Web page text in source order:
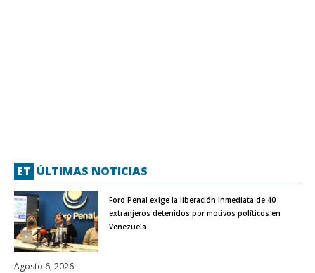
ET ÚLTIMAS NOTICIAS
Foro Penal exige la liberación inmediata de 40
extranjeros detenidos por motivos políticos en
Venezuela
Agosto 6, 2026